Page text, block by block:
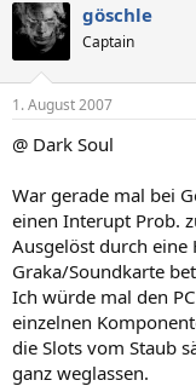
göschle
Captain
1. August 2007
@ Dark Soul
War gerade mal bei
einen Interupt Prob.
Ausgelöst durch eine
Graka/Soundkarte
Ich würde mal den
einzelnen
die Slots vom Staub
ganz weglassen.